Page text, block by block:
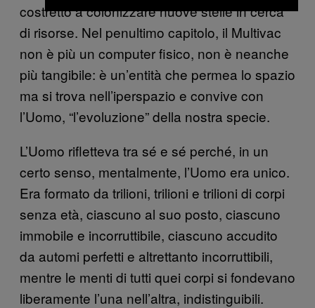
costretto a colonizzare nuove stelle in cerca
di risorse. Nel penultimo capitolo, il Multivac
non è più un computer fisico, non è neanche
più tangibile: è un’entità che permea lo spazio
ma si trova nell’iperspazio e convive con
l’Uomo, “l’evoluzione” della nostra specie.
L’Uomo rifletteva tra sé e sé perché, in un
certo senso, mentalmente, l’Uomo era unico.
Era formato da trilioni, trilioni e trilioni di corpi
senza età, ciascuno al suo posto, ciascuno
immobile e incorruttibile, ciascuno accudito
da automi perfetti e altrettanto incorruttibili,
mentre le menti di tutti quei corpi si fondevano
liberamente l’una nell’altra, indistinguibili.